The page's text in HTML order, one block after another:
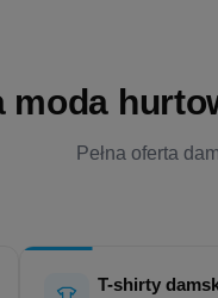
moda
Pełna oferta
T-shirty